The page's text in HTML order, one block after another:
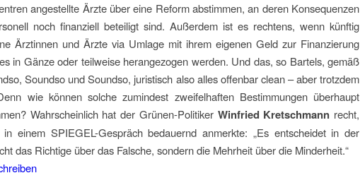
angestellte Ärzte über eine Reform abstimmen, an deren Konsequenzen
noch finanziell beteiligt sind. Außerdem ist es rechtens, wenn künftig
Ärztinnen und Ärzte via Umlage mit ihrem eigenen Geld zur Finanzierung
in Gänze oder teilweise herangezogen werden. Und das, so Bartels, gemäß
Soundso und Soundso, juristisch also alles offenbar clean – aber trotzdem
wie können solche zumindest zweifelhaften Bestimmungen überhaupt
Wahrscheinlich hat der Grünen-Politiker Winfried Kretschmann recht,
einem SPIEGEL-Gespräch bedauernd anmerkte: „Es entscheidet in der
das Richtige über das Falsche, sondern die Mehrheit über die Minderheit.“